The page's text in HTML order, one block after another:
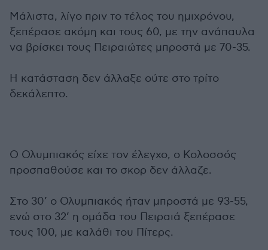
Μάλιστα, λίγο πριν το τέλος του ημιχρόνου,
ξεπέρασε ακόμη και τους 60, με την ανάπαυλα
να βρίσκει τους Πειραιώτες μπροστά με 70-35.
Η κατάσταση δεν άλλαξε ούτε στο τρίτο
δεκάλεπτο.
Ο Ολυμπιακός είχε τον έλεγχο, ο Κολοσσός
προσπαθούσε και το σκορ δεν άλλαζε.
Στο 30’ ο Ολυμπιακός ήταν μπροστά με 93-55,
ενώ στο 32’ η ομάδα του Πειραιά ξεπέρασε
τους 100, με καλάθι του Πίτερς.